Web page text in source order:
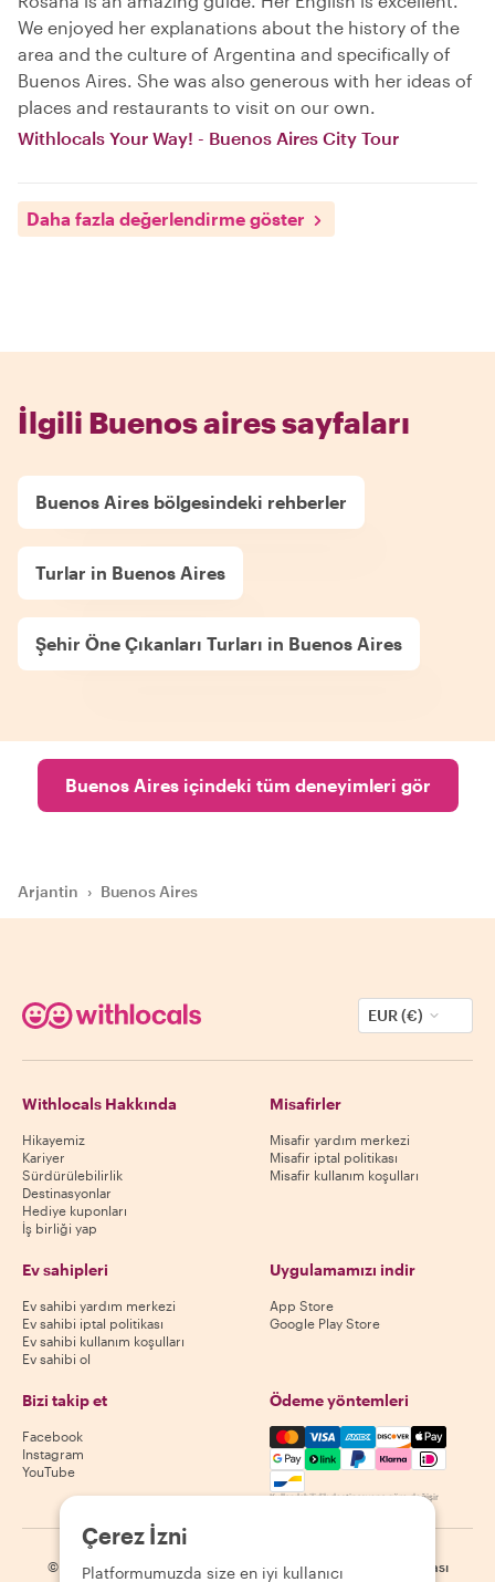
We enjoyed her explanations about the history of the
area and the culture of Argentina and specifically of
Buenos Aires. She was also generous with her ideas of
places and restaurants to visit on our own.
Withlocals Your Way! - Buenos Aires City Tour
Daha fazla değerlendirme göster
İlgili Buenos aires sayfaları
Buenos Aires bölgesindeki rehberler
Turlar in Buenos Aires
Şehir Öne Çıkanları Turları in Buenos Aires
Buenos Aires içindeki tüm deneyimleri gör
Arjantin › Buenos Aires
EUR (€)
Withlocals Hakkında
Hikayemiz
Kariyer
Sürdürülebilirlik
Destinasyonlar
Hediye kuponları
İş birliği yap
Misafirler
Misafir yardım merkezi
Misafir iptal politikası
Misafir kullanım koşulları
Ev sahipleri
Ev sahibi yardım merkezi
Ev sahibi iptal politikası
Ev sahibi kullanım koşulları
Ev sahibi ol
Uygulamamızı indir
App Store
Google Play Store
Bizi takip et
Facebook
Instagram
YouTube
Ödeme yöntemleri
Mastercard, Visa, Amex,
Kullanılabilirlik destinasyona göre değişir
© 2026 Withlocals.com Gizlilik Politikası | Site haritası
Çerez İzni
Platformumuzda size en iyi kullanıcı